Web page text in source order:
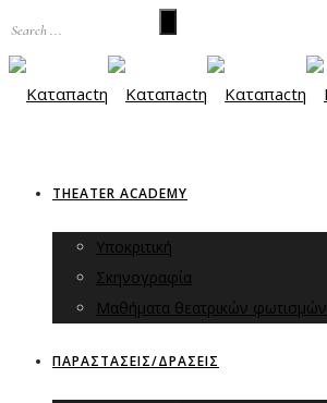
THEATER ACADEMY
Υποκριτική
Σκηνογραφία
Μαθήματα θεατρικών φωτισμών
ΠΑΡΑΣΤΑΣΕΙΣ/ΔΡΑΣΕΙΣ